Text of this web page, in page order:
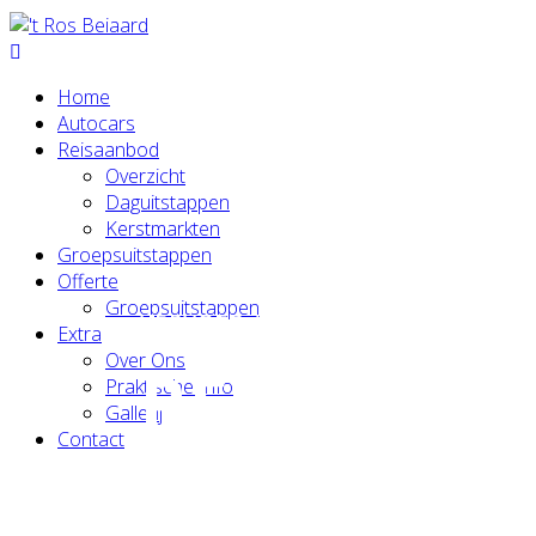
Home
Autocars
Reisaanbod
Overzicht
Daguitstappen
Kerstmarkten
Groepsuitstappen
Offerte
Groepsuitstappen
Extra
Over Ons
Praktische Info
Gallerij
Contact
VERVOER / VAKANTIE / TRIPS